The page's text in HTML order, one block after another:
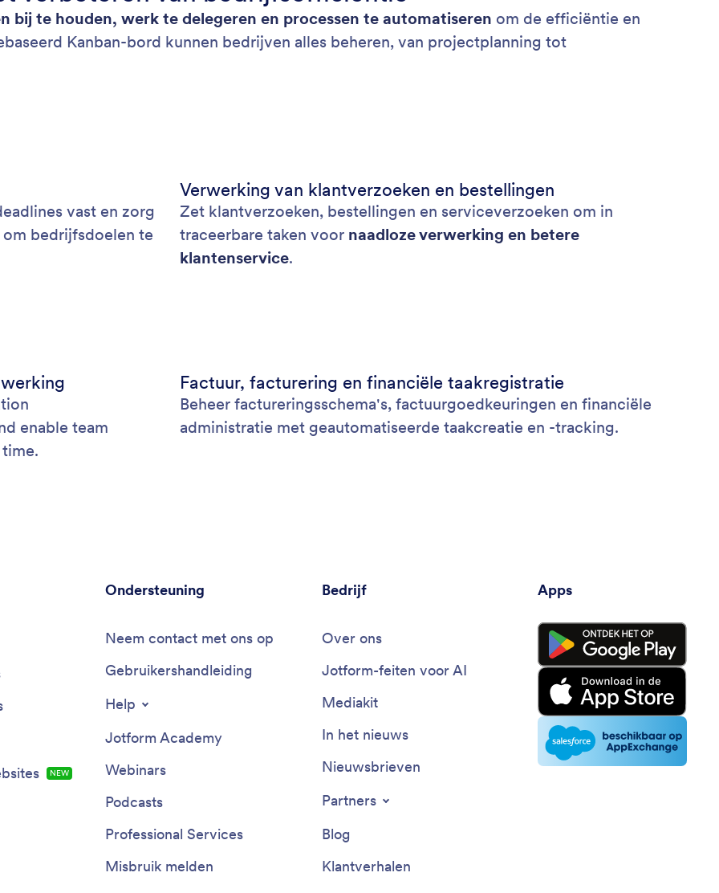
bij te houden, werk te delegeren en processen te automatiseren om de efficiëntie en
Kanban-bord kunnen bedrijven alles beheren, van projectplanning tot
vast en zorg
bedrijfsdoelen te
Verwerking van klantverzoeken en bestellingen
Zet klantverzoeken, bestellingen en serviceverzoeken om in
traceerbare taken voor naadloze verwerking en betere
klantenservice.
enable team
Factuur, facturering en financiële taakregistratie
Beheer factureringsschema's, factuurgoedkeuringen en financiële
administratie met geautomatiseerde taakcreatie en -tracking.
NEW
Ondersteuning
Neem contact met ons op
Gebruikershandleiding
Help
Jotform Academy
Webinars
Podcasts
Professional Services
Misbruik melden
Bedrijf
Over ons
Jotform-feiten voor AI
Mediakit
In het nieuws
Nieuwsbrieven
Partners
Blog
Klantverhalen
Apps